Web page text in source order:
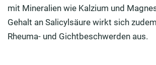
Erdbeeren kaufen: Darauf sollten Sie
achten
mit Mineralien wie Kalzium und
Gehalt an Salicylsäure wirkt sich
Rheuma- und Gichtbeschwerden aus.